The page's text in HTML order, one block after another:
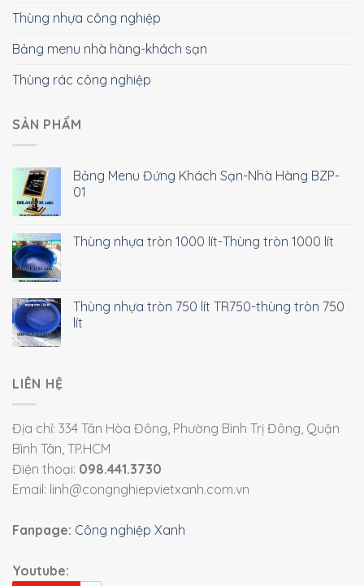
Thùng nhựa công nghiệp
Bảng menu nhà hàng-khách sạn
Thùng rác công nghiệp
SẢN PHẨM
Bảng Menu Đứng Khách Sạn-Nhà Hàng BZP-
01
Thùng nhựa tròn 1000 lít-Thùng tròn 1000 lít
Thùng nhựa tròn 750 lít TR750-thùng tròn 750
lít
LIÊN HỆ
Địa chỉ: 334 Tân Hòa Đông, Phường Bình Trị Đông, Quận
Bình Tân, TP.HCM
Điện thoại: 098.441.3730
Email: linh@congnghiepvietxanh.com.vn
Fanpage: Công nghiệp Xanh
Youtube: